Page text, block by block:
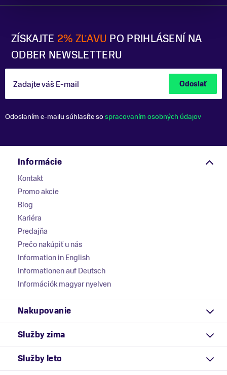
ZÍSKAJTE 2% ZĽAVU PO PRIHLÁSENÍ NA
ODBER NEWSLETTERU
Zadajte váš E-mail Odoslať
Odoslaním e-mailu súhlasíte sospracovaním osobných údajov
Informácie
Kontakt
Promo akcie
Blog
Kariéra
Predajňa
Prečo nakúpiť u nás
Information in English
Informationen auf Deutsch
Információk magyar nyelven
Nakupovanie
Služby zima
Služby leto